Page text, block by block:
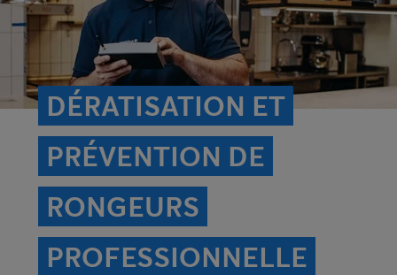
DÉRATISATION ET
PRÉVENTION DE
RONGEURS
PROFESSIONNELLE